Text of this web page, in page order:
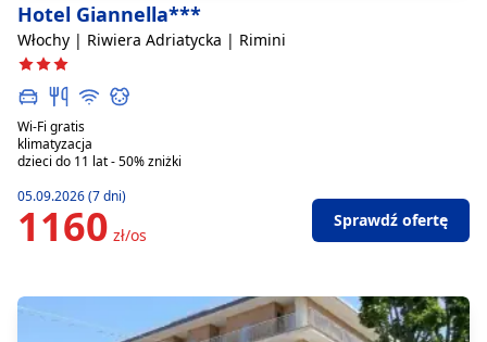
Hotel Giannella***
Włochy | Riwiera Adriatycka | Rimini
Wi-Fi gratis
klimatyzacja
dzieci do 11 lat - 50% zniżki
05.09.2026 (7 dni)
1160 zł/os
Sprawdź ofertę